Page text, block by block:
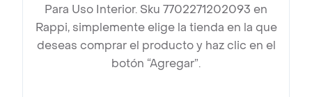
Para Uso Interior. Sku 7702271202093 en
Rappi, simplemente elige la tienda en la que
deseas comprar el producto y haz clic en el
botón “Agregar”.